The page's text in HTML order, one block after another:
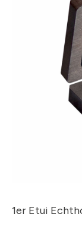
1er Etui